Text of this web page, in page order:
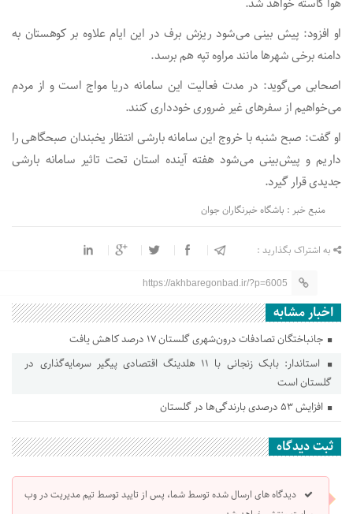
او افزود: پیش بینی می‌شود ریزش برف در این ایام علاوه بر کوهستان به
دامنه برخی شهر‌ها مانند مراوه تپه هم برسد.
اصحابی می‌گوید: در مدت فعالیت این سامانه دریا مواج است و از مردم
می‌خواهیم از سفر‌های غیر ضروری خودداری کنند.
او گفت: صبح شنبه با خروج این سامانه بارشی انتظار یخبندان صبحگاهی را
داریم و پیش‌بینی می‌شود هفته آینده استان تحت تاثیر سامانه بارشی
جدیدی قرار گیرد.
منبع خبر : باشگاه خبرنگاران جوان
به اشتراک بگذارید :
https://akhbaregonbad.ir/?p=6005
اخبار مشابه
جانباختگان تصادفات درون‌شهری گلستان ۱۷ درصد کاهش یافت
استاندار: بابک زنجانی با ۱۱ هلدینگ اقتصادی پیگیر سرمایه‌گذاری در
گلستان است
افزایش ۵۳ درصدی بارندگی‌ها در گلستان
ثبت دیدگاه
دیدگاه های ارسال شده توسط شما، پس از تایید توسط تیم مدیریت در وب